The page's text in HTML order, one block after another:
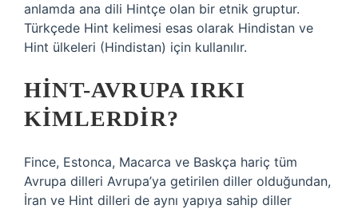
anlamda ana dili Hintçe olan bir etnik gruptur.
Türkçede Hint kelimesi esas olarak Hindistan ve
Hint ülkeleri (Hindistan) için kullanılır.
HINT-AVRUPA IRKI
KIMLERDIR?
Fince, Estonca, Macarca ve Baskça hariç tüm
Avrupa dilleri Avrupa’ya getirilen diller olduğundan,
İran ve Hint dilleri de aynı yapıya sahip diller